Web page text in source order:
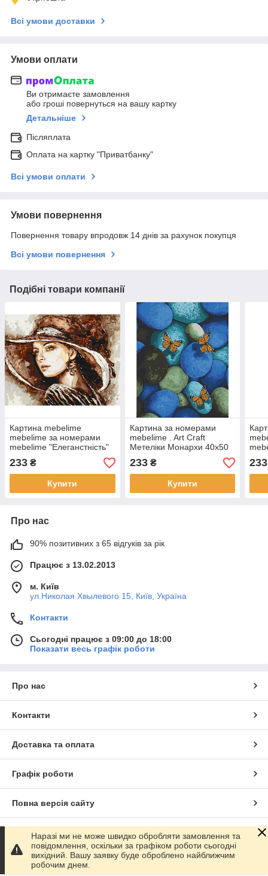
Всі умови доставки
Умови оплати
Ви отримаєте замовлення
або гроші повернуться на вашу картку
Детальніше
Післяплата
Оплата на картку "Приватбанку"
Всі умови оплати
Умови повернення
Повернення товару впродовж 14 днів за рахунок покупця
Всі умови повернення
Подібні товари компанії
Картина mebelime
mebelime за номерами
mebelime "Елеганстність"
Art Craft 10607-AC 40х50
см
233 ₴
Купити
Картина за номерами
mebelime . Art Craft
Метеліки Монархи 40х50
233₴
Купити
см
233
Про нас
90% позитивних з 65 відгуків за рік
Працює з 13.02.2013
м. Київ
ул.Николая Хвылевого 15, Київ, Україна
Контакти
Сьогодні працює з 09:00 до 18:00
Показати весь графік роботи
Про нас
Контакти
Доставка та оплата
Графік роботи
Повна версія сайту
Сайт створено на маркетплейсі Prom.ua
Політика конфіденційності
Наразі ми не може швидко обробляти замовлення та
повідомлення, оскільки за графіком роботи сьогодні
вихідний. Вашу заявку буде оброблено найближчим
робочим днем.